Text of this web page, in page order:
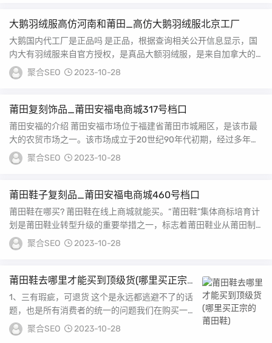
大鹅羽绒服高仿河南和莆田_高仿大鹅羽绒服北京工厂
大鹅国内代工厂是正品吗 是正品，根据查询相关公开信息显示，国
内大有羽绒服来自官方授权，是真品大额羽绒服，是来自加拿大的
羽绒服品牌加拿大鹅...
聚合SEO 2023-10-28
莆田复刻饰品_莆田安福电商城317号档口
莆田安福的介绍 莆田安福市场位于福建省莆田市城厢区，是该市最
大的农贸市场之一。该市场成立于20世纪90年代初期，经过多年的
发展壮大，现在...
聚合SEO 2023-10-28
莆田鞋子复刻品_莆田安福电商城460号档口
莆田鞋在哪买? 莆田鞋在线上商城就能买。“莆田鞋”集体商标培育计
划是莆田鞋业转型升级的重要举措之一，标志着莆田鞋业从莆田制
造向“莆田创造...
聚合SEO 2023-10-28
莆田鞋去哪里才能买到顶级货(哪里买正宗
的莆田鞋)
1、三有瑕疵，可退货 这个是永远都逃避不了的话
题，也是所有消费者的统一的问题我们在购买一双
新鞋时，付款之后一直等待的就是鞋子的到来，刚
到...
聚合SEO 2023-10-28